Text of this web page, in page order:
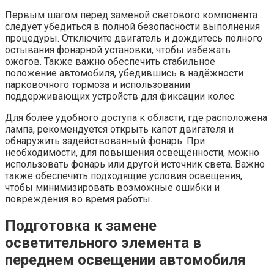
Первым шагом перед заменой светового компонента
следует убедиться в полной безопасности выполнения
процедуры. Отключите двигатель и дождитесь полного
остывания фонарной установки, чтобы избежать
ожогов. Также важно обеспечить стабильное
положение автомобиля, убедившись в надёжности
парковочного тормоза и использовании
поддерживающих устройств для фиксации колес.
Для более удобного доступа к области, где расположена
лампа, рекомендуется открыть капот двигателя и
обнаружить задействованный фонарь. При
необходимости, для повышения освещённости, можно
использовать фонарь или другой источник света. Важно
также обеспечить подходящие условия освещения,
чтобы минимизировать возможные ошибки и
повреждения во время работы.
Подготовка к замене
осветительного элемента в
переднем освещении автомобиля